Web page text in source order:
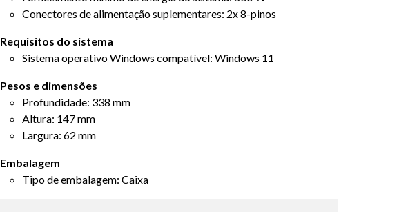
Conectores de alimentação suplementares: 2x 8-pinos
Requisitos do sistema
Sistema operativo Windows compatível: Windows 11
Pesos e dimensões
Profundidade: 338 mm
Altura: 147 mm
Largura: 62 mm
Embalagem
Tipo de embalagem: Caixa